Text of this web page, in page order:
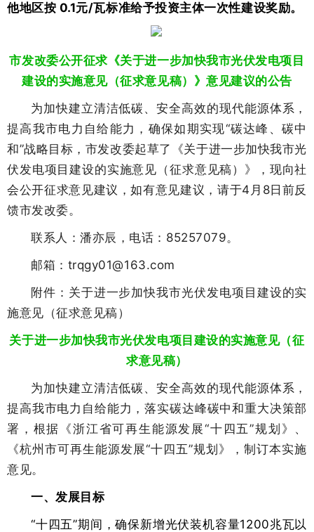
他地区按 0.1元/瓦标准给予投资主体一次性建设奖励。
市发改委公开征求《关于进一步加快我市光伏发电项目
建设的实施意见（征求意见稿）》意见建议的公告
为加快建立清洁低碳、安全高效的现代能源体系，
提高我市电力自给能力，确保如期实现“碳达峰、碳中
和”战略目标，市发改委起草了《关于进一步加快我市光
伏发电项目建设的实施意见（征求意见稿）》，现向社
会公开征求意见建议，如有意见建议，请于4月8日前反
馈市发改委。
联系人：潘亦辰，电话：85257079。
邮箱：trqgy01@163.com
附件：关于进一步加快我市光伏发电项目建设的实
施意见（征求意见稿）
关于进一步加快我市光伏发电项目建设的实施意见（征
求意见稿）
为加快建立清洁低碳、安全高效的现代能源体系，
提高我市电力自给能力，落实碳达峰碳中和重大决策部
署，根据《浙江省可再生能源发展“十四五”规划》、
《杭州市可再生能源发展“十四五”规划》，制订本实施
意见。
一、发展目标
“十四五”期间，确保新增光伏装机容量1200兆瓦以